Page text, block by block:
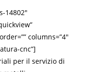
14802″
columns=”4″
cnc”]
per il servizio di